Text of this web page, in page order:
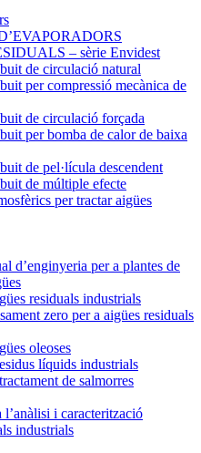
– sèrie Envidest
de circulació natural
per compressió mecànica de
de circulació forçada
per bomba de calor de baixa
de pel·lícula descendent
de múltiple efecte
per tractar aigües
d’enginyeria per a plantes de
residuals industrials
zero per a aigües residuals
oleoses
líquids industrials
de salmorres
i caracterització
industrials